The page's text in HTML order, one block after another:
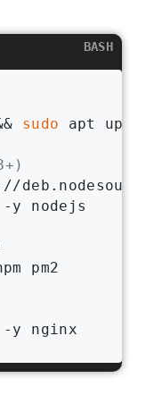
sudo apt
nodejs
pm2
nginx
BASH